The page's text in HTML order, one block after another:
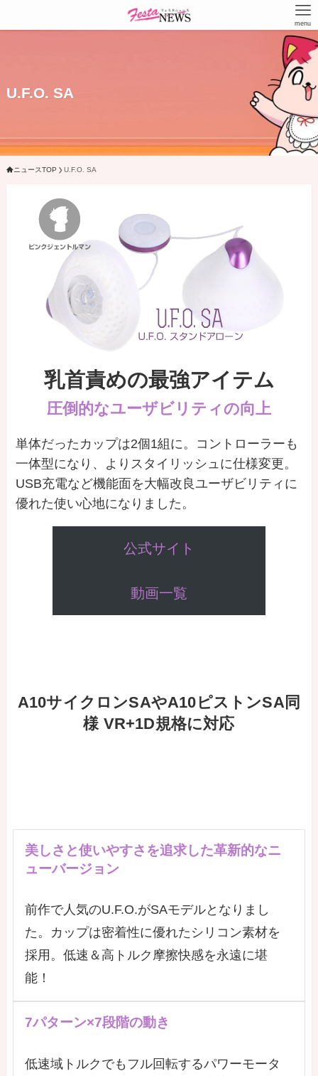
menu
U.F.O. SA
ニュースTOP U.F.O. SA
乳首責めの最強アイテム
圧倒的なユーザビリティの向上
単体だったカップは2個1組に。コントローラーも
一体型になり、よりスタイリッシュに仕様変更。
USB充電など機能面を大幅改良ユーザビリティに
優れた使い心地になりました。
公式サイト
動画一覧
A10サイクロンSAやA10ピストンSA同
様 VR+1D規格に対応
美しさと使いやすさを追求した革新的なニ
ューバージョン
前作で人気のU.F.O.がSAモデルとなりまし
た。カップは密着性に優れたシリコン素材を
採用。低速＆高トルク摩擦快感を永遠に堪
能！
7パターン×7段階の動き
低速域トルクでもフル回転するパワーモータ